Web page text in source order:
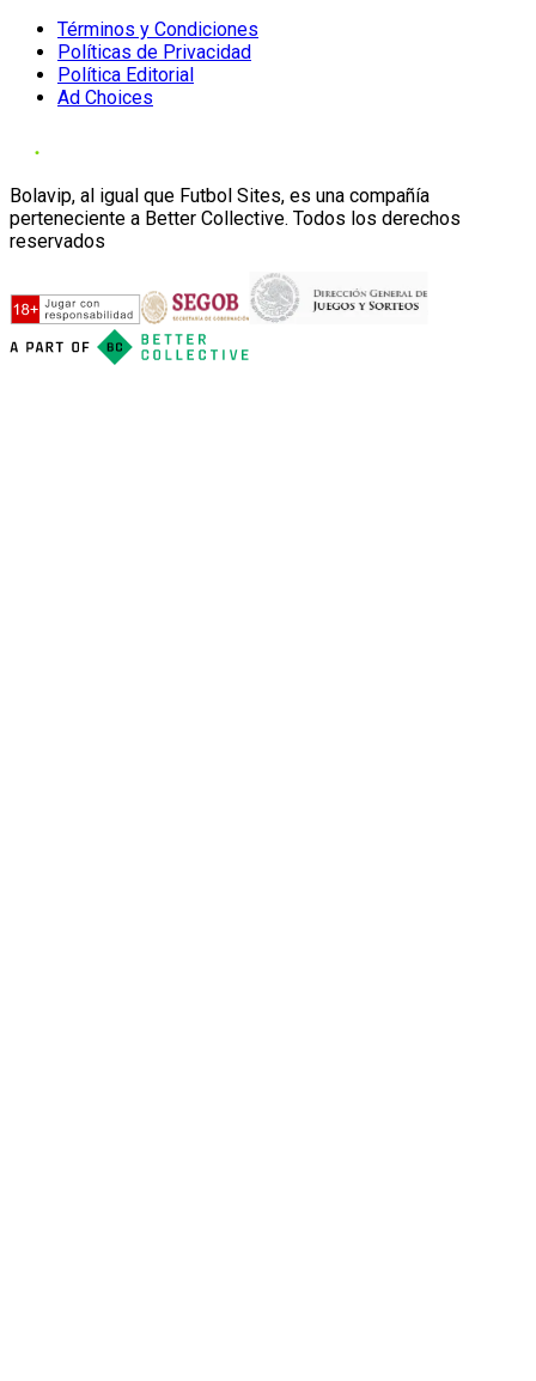
Términos y Condiciones
Políticas de Privacidad
Política Editorial
Ad Choices
Bolavip, al igual que Futbol Sites, es una compañía
perteneciente a Better Collective. Todos los derechos
reservados